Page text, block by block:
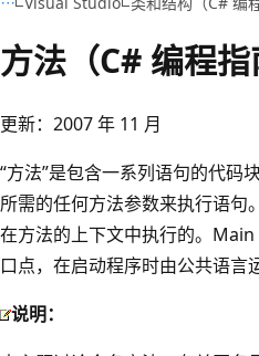
方法（C# 编程指
更新：2007 年 11 月
“方法”是包含一系列语句的代码
所需的任何方法参数来执行语句
在方法的上下文中执行的。
口点，在启动程序时由公共语言
说明：